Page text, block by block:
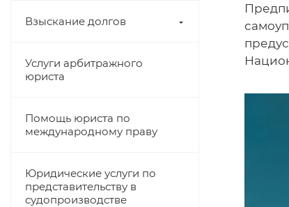
Взыскание долгов
Услуги арбитражного
юриста
Помощь юриста по
международному праву
Юридические услуги по
представительству в
судопроизводстве